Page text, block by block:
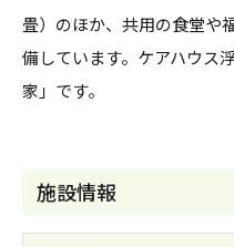
畳）のほか、共用の食堂や
備しています。ケアハウス
家」です。
施設情報